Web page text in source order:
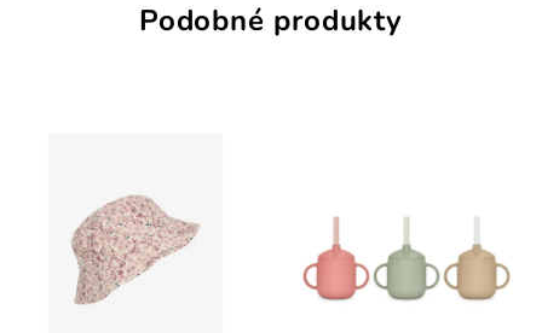
Podobné produkty